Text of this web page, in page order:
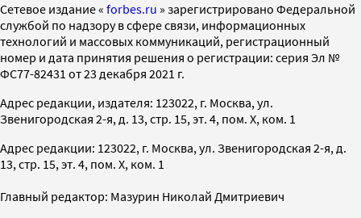
Cетевое издание « forbes.ru » зарегистрировано Федеральной
службой по надзору в сфере связи, информационных
технологий и массовых коммуникаций, регистрационный
номер и дата принятия решения о регистрации: серия Эл №
ФС77-82431 от 23 декабря 2021 г.
Адрес редакции, издателя: 123022, г. Москва, ул.
Звенигородская 2-я, д. 13, стр. 15, эт. 4, пом. X, ком. 1
Адрес редакции: 123022, г. Москва, ул. Звенигородская 2-я, д.
13, стр. 15, эт. 4, пом. X, ком. 1
Главный редактор: Мазурин Николай Дмитриевич